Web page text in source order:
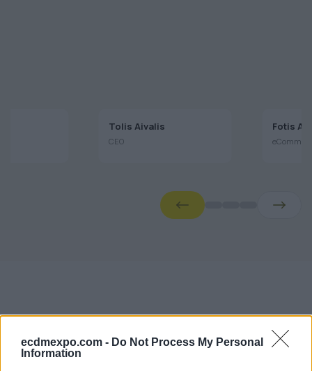
ecdmexpo.com - Do Not Process My Personal
Information
Fotis
Tolis Aivalis